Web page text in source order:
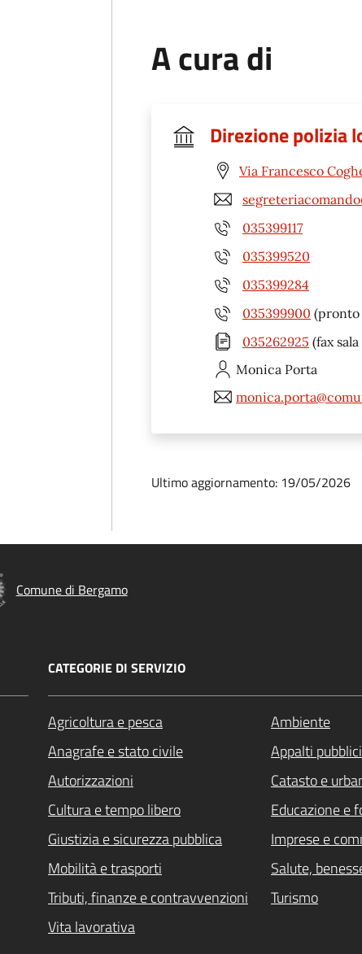
A cura di
Direzione polizia
Via Francesco
035399117
035399520
035399284
035399900
035262925 (fax
Monica Porta
Ultimo aggiornamento: 19/05/2026
Comune di Bergamo
CATEGORIE DI SERVIZIO
Agricoltura e pesca
Ambiente
Anagrafe e stato civile
Appalti pubblici
Autorizzazioni
Catasto e
Cultura e tempo libero
Educazione e
Giustizia e sicurezza pubblica
Imprese e
Mobilità e trasporti
Salute,
Tributi, finanze e contravvenzioni
Turismo
Vita lavorativa